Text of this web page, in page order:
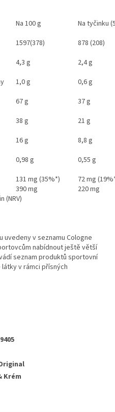
Na 100 g
Na tyčinku
1597(378)
878 (208)
4,3 g
2,4 g
1,0 g
0,6 g
67 g
37 g
38 g
21 g
16 g
8,8 g
0,98 g
0,55 g
131 mg (35%*)
72 mg
390 mg
220 mg
(NRV)
uvedeny v seznamu Cologne
nabídnout ještě větší
seznam produktů sportovní
v rámci přísných
Krém